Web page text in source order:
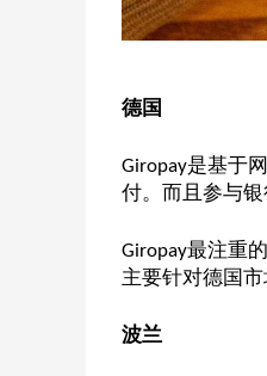
德国
Giropay是基于
付。而且参与
Giropay最注重
主要针对德国
波兰